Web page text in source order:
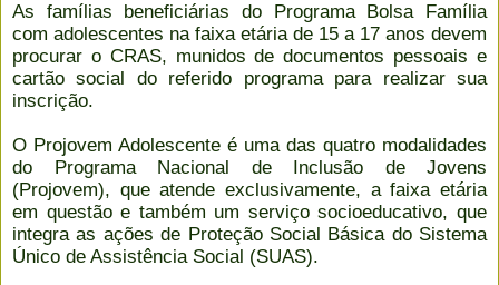
As famílias beneficiárias do Programa Bolsa Família
com adolescentes na faixa etária de 15 a 17 anos devem
procurar o CRAS, munidos de documentos pessoais e
cartão social do referido programa para realizar sua
inscrição.
O Projovem Adolescente é uma das quatro modalidades
do Programa Nacional de Inclusão de Jovens
(Projovem), que atende exclusivamente, a faixa etária
em questão e também um serviço socioeducativo, que
integra as ações de Proteção Social Básica do Sistema
Único de Assistência Social (SUAS).